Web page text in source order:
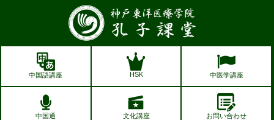
中国語講座 HSK 中医学講座
中国通 文化講座 お問い合わせ